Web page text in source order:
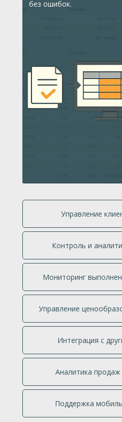
Управление
Контроль и
Мониторинг
без ошибок.
Управление
Интеграция с
Аналитика продаж
Поддержка